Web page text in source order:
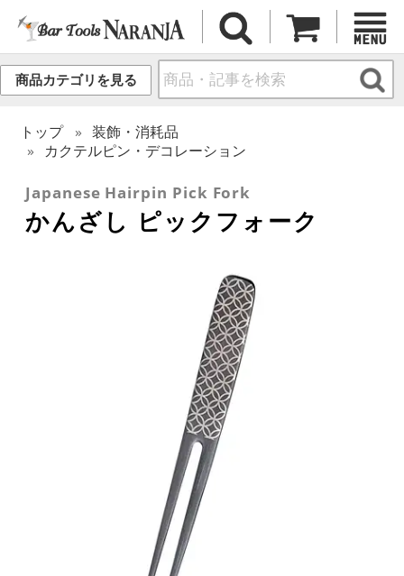
商品カテゴリを見る
トップ
装飾・消耗品
カクテルピン・デコレーション
Japanese Hairpin Pick Fork
かんざし ピックフォーク